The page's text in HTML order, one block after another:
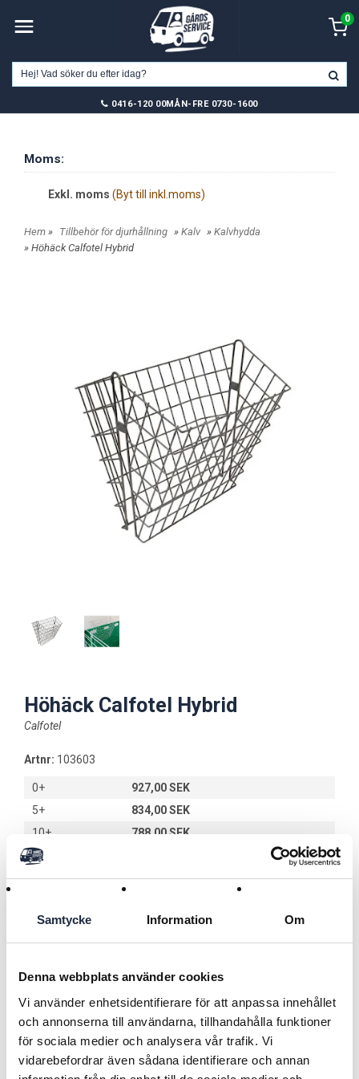
Samtycke Information Om
Denna webbplats använder cookies
Vi använder enhetsidentifierare för att anpassa innehållet
och annonserna till användarna, tillhandahålla funktioner
för sociala medier och analysera vår trafik. Vi
vidarebefordrar även sådana identifierare och annan
0
0416-120 00MÅN-FRE 0730-1600
Moms:
Exkl. moms (Byt till inkl.moms)
Hem » Tillbehör för djurhållning » Kalv » Kalvhydda
» Höhäck Calfotel Hybrid
Höhäck Calfotel Hybrid
Calfotel
Artnr: 103603
0+
927,00 SEK
5+
834,00 SEK
10+
788,00 SEK
Lägg i kundvagnen
Användningsområde
Höhäck till Calfotel Hybrid – Dubbelsidig Höhäck till Calfotel
Hybrid – Effektiv utfodring från båda sidor
Varumärke CalfoTel
-----------------------------------------------------------------
Läs mer